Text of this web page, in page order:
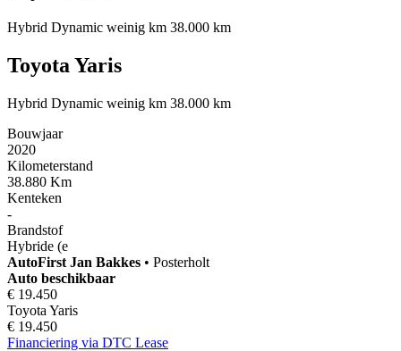
Hybrid Dynamic weinig km 38.000 km
Toyota Yaris
Hybrid Dynamic weinig km 38.000 km
Bouwjaar
2020
Kilometerstand
38.880 Km
Kenteken
-
Brandstof
Hybride (e
AutoFirst Jan Bakkes • Posterholt
Auto beschikbaar
€ 19.450
Toyota Yaris
€ 19.450
Financiering via DTC Lease